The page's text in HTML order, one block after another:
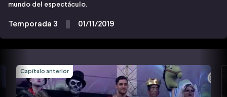
mundo del espectáculo.
Temporada 3 01/11/2019
Capítulo anterior